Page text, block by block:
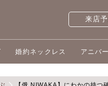
来店
婚約ネックレス アニバ